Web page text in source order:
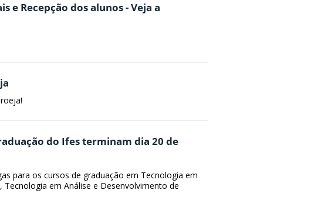
e Recepção dos alunos - Veja a
do Ifes terminam dia 20 de
para os cursos de graduação em Tecnologia em
em Análise e Desenvolvimento de